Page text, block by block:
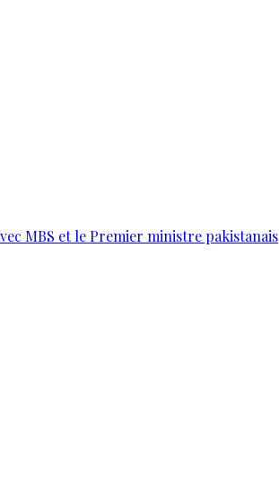
MBS et le Premier ministre pakistanais